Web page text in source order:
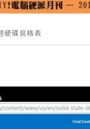
硬碟規格表